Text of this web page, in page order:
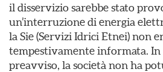
il disservizio sarebbe stato
un’interruzione di energia
la Sie (Servizi Idrici Etnei) non
tempestivamente informata. In
preavviso, la società non ha